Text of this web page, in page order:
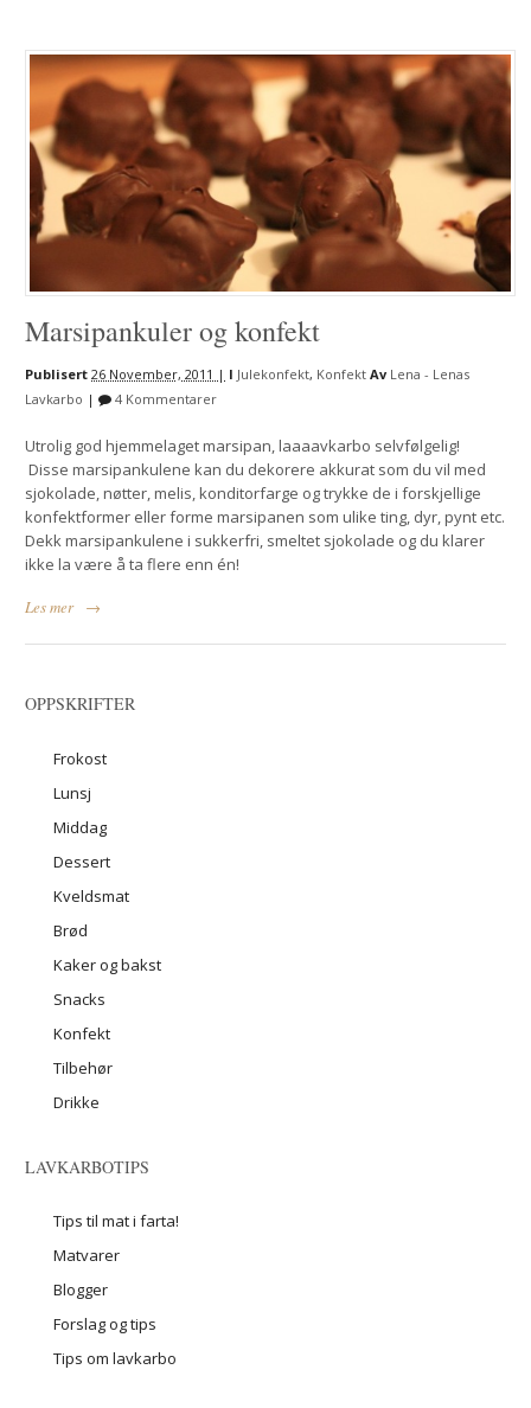
Marsipankuler og konfekt
Publisert26 November, 2011 | I Julekonfekt, Konfekt Av Lena - Lenas
Lavkarbo | 4 Kommentarer
Utrolig god hjemmelaget marsipan, laaaavkarbo selvfølgelig!
Disse marsipankulene kan du dekorere akkurat som du vil med
sjokolade, nøtter, melis, konditorfarge og trykke de i forskjellige
konfektformer eller forme marsipanen som ulike ting, dyr, pynt etc.
Dekk marsipankulene i sukkerfri, smeltet sjokolade og du klarer
ikke la være å ta flere enn én!
Les mer
→
OPPSKRIFTER
Frokost
Lunsj
Middag
Dessert
Kveldsmat
Brød
Kaker og bakst
Snacks
Konfekt
Tilbehør
Drikke
LAVKARBOTIPS
Tips til mat i farta!
Matvarer
Blogger
Forslag og tips
Tips om lavkarbo